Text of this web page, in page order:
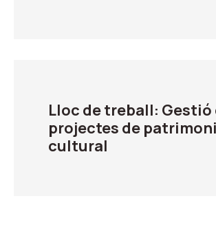
Lloc de treball: Gestió
projectes de patrimoni
cultural